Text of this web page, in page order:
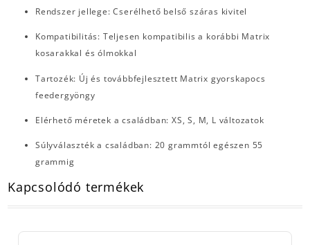
Rendszer jellege: Cserélhető belső száras kivitel
Kompatibilitás: Teljesen kompatibilis a korábbi Matrix
kosarakkal és ólmokkal
Tartozék: Új és továbbfejlesztett Matrix gyorskapocs
feedergyöngy
Elérhető méretek a családban: XS, S, M, L változatok
Súlyválaszték a családban: 20 grammtól egészen 55
grammig
Kapcsolódó termékek